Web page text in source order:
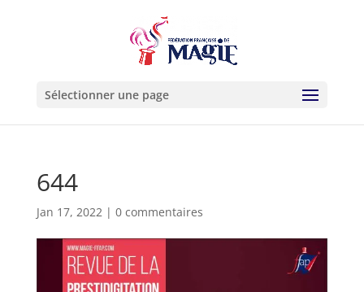
Sélectionner une page
644
Jan 17, 2022| 0 commentaires